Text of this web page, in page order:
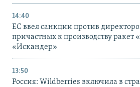
14:40
ЕС ввел санкции против
причастных к производству ракет
«Искандер»
13:50
Россия: Wildberries включила в